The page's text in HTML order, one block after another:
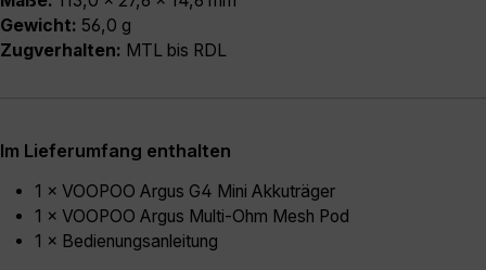
Gewicht: 56,0 g
Zugverhalten: MTL bis RDL
Im Lieferumfang enthalten
1 × VOOPOO Argus G4 Mini Akkuträger
1 × VOOPOO Argus Multi-Ohm Mesh Pod
1 × Bedienungsanleitung